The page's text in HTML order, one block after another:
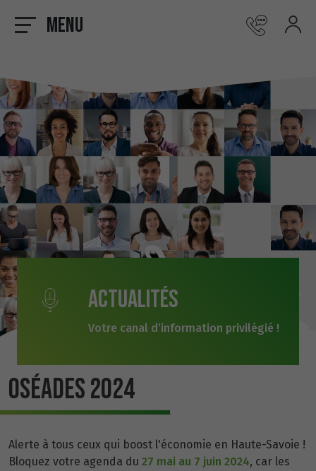
Menu
Actualités
Votre canal d’information privilégié !
OSÉADES 2024
Alerte à tous ceux qui boost l'économie en Haute-Savoie !
Bloquez votre agenda du 27 mai au 7 juin 2024, car les